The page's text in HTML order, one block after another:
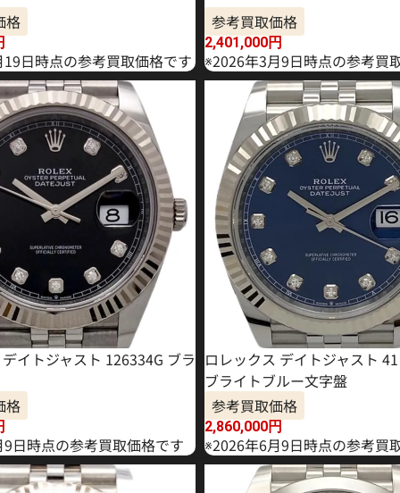
格
日時点の参考買取価格です
参考買取価格
2,401,000円
※2026年3月9日時点の参考買
イトジャスト 126334G ブラ
格
日時点の参考買取価格です
ロレックス デイトジャスト
ブライトブルー文字盤
参考買取価格
2,860,000円
※2026年6月9日時点の参考買